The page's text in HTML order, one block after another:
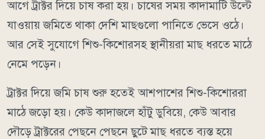
আগে ট্রাক্টর দিয়ে চাষ করা হয়। চাষের সময় কাদামাটি উল্টে
যাওয়ায় জমিতে থাকা দেশি মাছগুলো পানিতে ভেসে ওঠে।
আর সেই সুযোগে শিশু-কিশোরসহ স্থানীয়রা মাছ ধরতে মাঠে
নেমে পড়েন।
ট্রাক্টর দিয়ে জমি চাষ শুরু হতেই আশপাশের শিশু-কিশোররা
মাঠে জড়ো হয়। কেউ কাদাজলে হাঁটু ডুবিয়ে, কেউ আবার
দৌড়ে ট্রাক্টরের পেছনে পেছনে ছুটে মাছ ধরতে ব্যস্ত হয়ে